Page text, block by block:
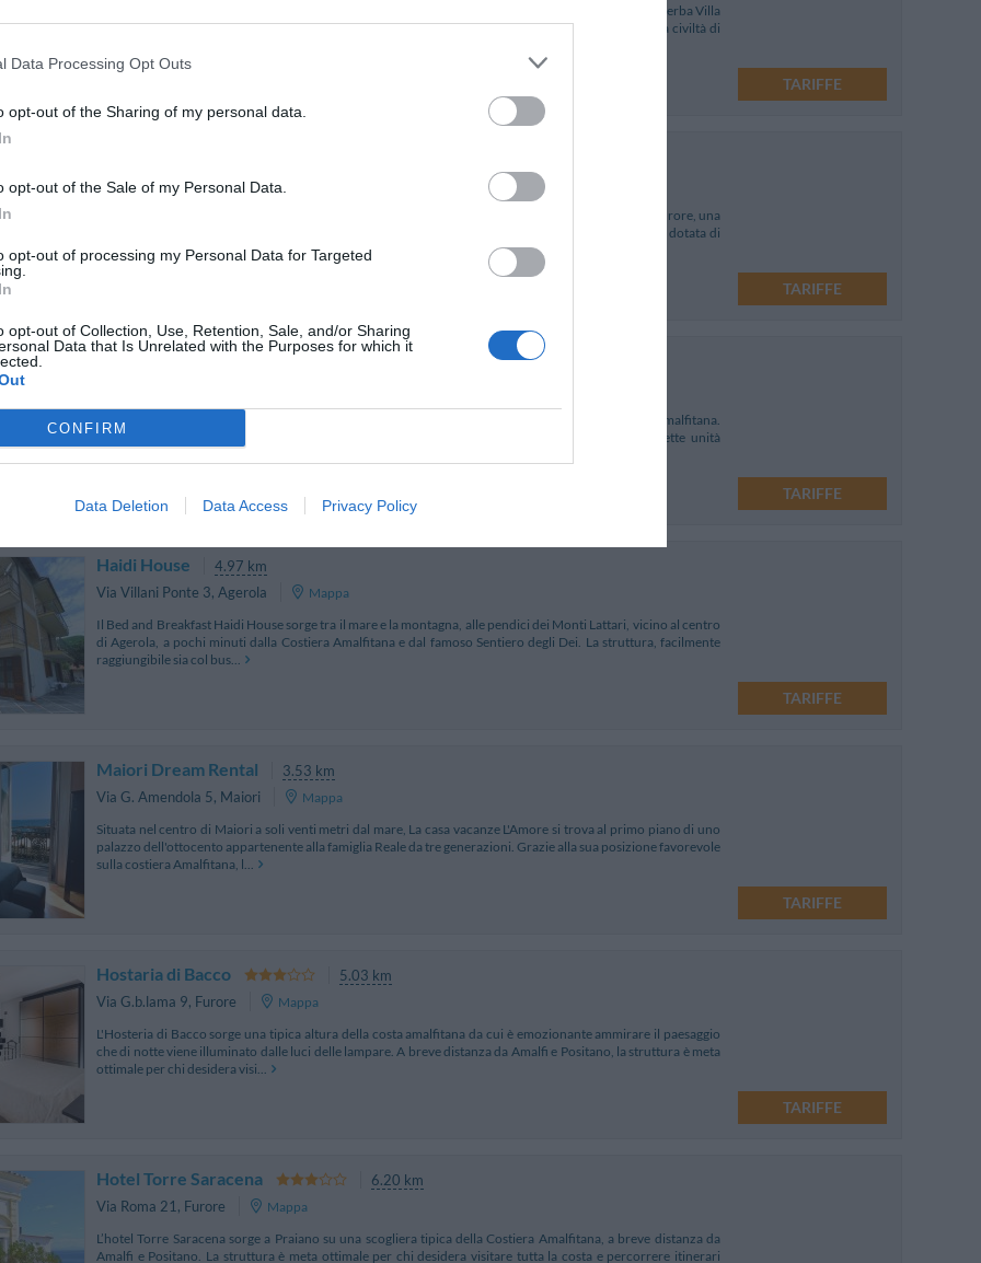
Data Processing Opt Outs
opt-out of the Sharing of my personal data.
opt-out of the Sale of my Personal Data.
opt-out of processing my Personal Data for Targeted
opt-out of Collection, Use, Retention, Sale, and/or Sharing
Data that Is Unrelated with the Purposes for which it
CONFIRM
Data Deletion Data Access Privacy Policy
L'Hotel Villa Romana sorge a 150 mt dal mare della ridente Costa Amalfitana, quasi a ridosso della superba Villa
Romana del I secolo a.c., monumento insigne di bellezza e di arte che delinea l'impronta dell'antica civiltà di
TARIFFE
Via Trasita 9, Fiordo Di Furore
La Locanda del Fiordo sorge in uno degli scorci più suggestivi della Costiera Amalfitana, il fiordo di Furore, una
profonda insenatura nella roccia solcata dalle acque del torrente Schiato. Raro esempio di struttura dotata di
discesa privata al mare, l'h...
TARIFFE
Residence Torre Paradiso
Torre Paradiso è un'accogliente residence nel centro di Minori, splendido borgo della Costiera Amalfitana.
Trova sede in un'antica palazzina della famiglia Russo, recentemente restaurata e dotata di sette unità
TARIFFE
Haidi House
4.97 km
Via Villani Ponte 3, Agerola
Mappa
Il Bed and Breakfast Haidi House sorge tra il mare e la montagna, alle pendici dei Monti Lattari, vicino al centro
di Agerola, a pochi minuti dalla Costiera Amalfitana e dal famoso Sentiero degli Dei. La struttura, facilmente
raggiungibile sia col bus...
TARIFFE
Maiori Dream Rental
3.53 km
Via G. Amendola 5, Maiori
Mappa
Situata nel centro di Maiori a soli venti metri dal mare, La casa vacanze L'Amore si trova al primo piano di uno
palazzo dell'ottocento appartenente alla famiglia Reale da tre generazioni. Grazie alla sua posizione favorevole
sulla costiera Amalfitana, l...
TARIFFE
Hostaria di Bacco
5.03 km
Via G.b.lama 9, Furore
Mappa
L'Hosteria di Bacco sorge una tipica altura della costa amalfitana da cui è emozionante ammirare il paesaggio
che di notte viene illuminato dalle luci delle lampare. A breve distanza da Amalfi e Positano, la struttura è meta
ottimale per chi desidera visi...
TARIFFE
Hotel Torre Saracena
6.20 km
Via Roma 21, Furore
Mappa
L’hotel Torre Saracena sorge a Praiano su una scogliera tipica della Costiera Amalfitana, a breve distanza da
Amalfi e Positano. La struttura è meta ottimale per chi desidera visitare tutta la costa e percorrere itinerari